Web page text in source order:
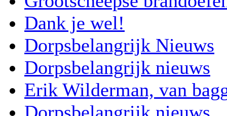
Dank je wel!
Dorpsbelangrijk Nieuws
Dorpsbelangrijk nieuws
Erik Wilderman, van